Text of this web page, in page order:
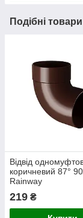
Подібні
Відвід
коричневий 87°
Rainway
219 ₴